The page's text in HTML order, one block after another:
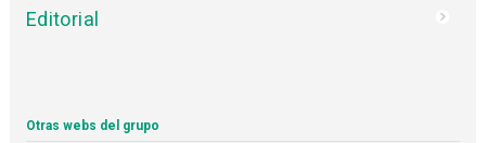
Editorial
Otras webs del grupo